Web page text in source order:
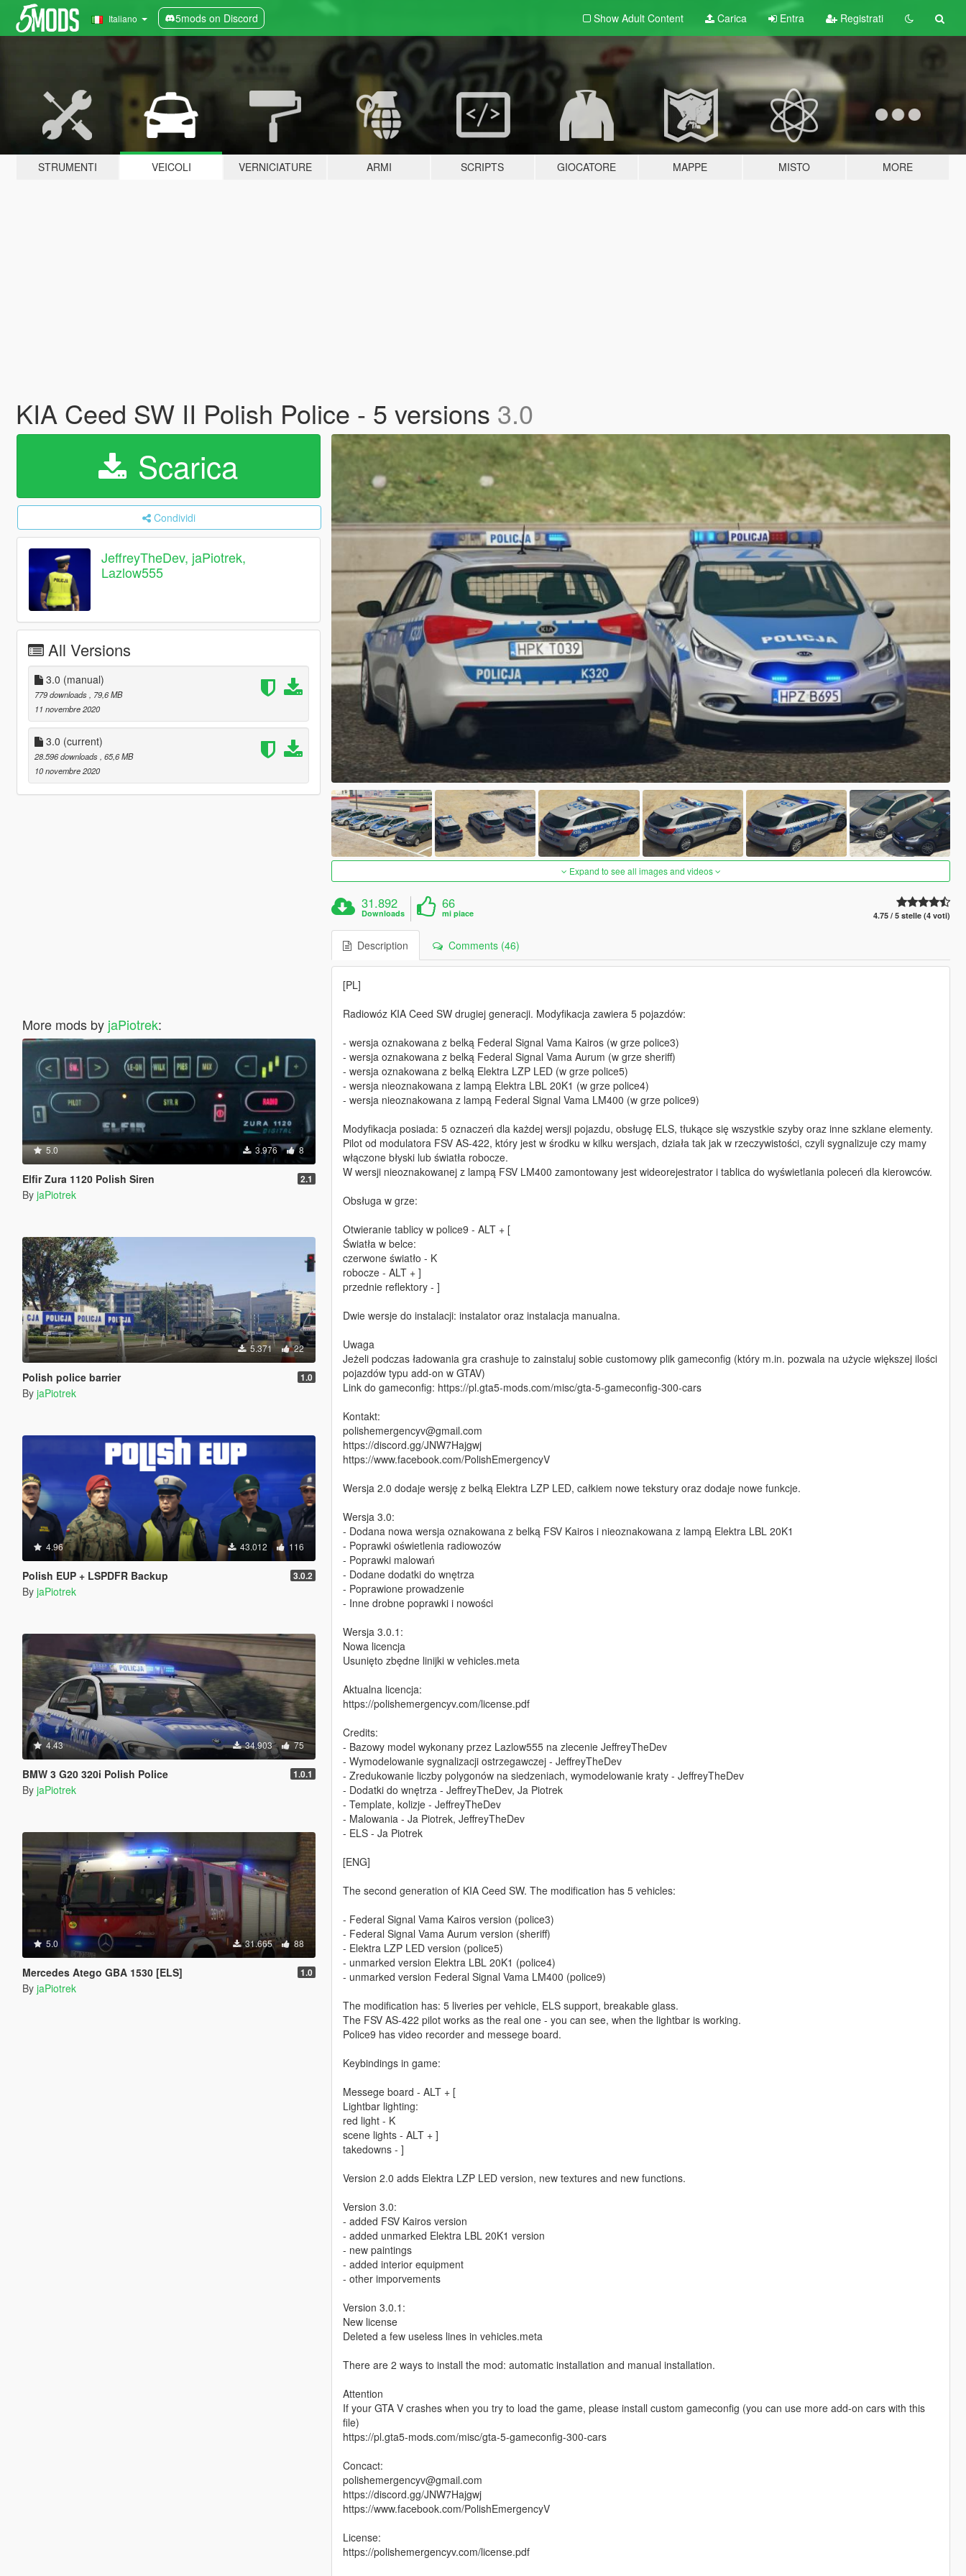
Italiano 5mods on Discord Show Adult Content Carica Entra Registrati
STRUMENTI VEICOLI VERNICIATURE ARMI SCRIPTS GIOCATORE MAPPE MISTO MORE
KIA Ceed SW II Polish Police - 5 versions 3.0
Scarica
Condividi
JeffreyTheDev, jaPiotrek,
Lazlow555
All Versions
3.0 (manual)
779 downloads
, 79,6 MB
11 novembre 2020
3.0 (current)
28.596 downloads , 65,6 MB
10 novembre 2020
More mods by jaPiotrek:
5.0 3.976 8
Elfir Zura 1120 Polish Siren 2.1
By jaPiotrek
5.371 22
Polish police barrier 1.0
By jaPiotrek
4.96 43.012 116
Polish EUP + LSPDFR Backup 3.0.2
By jaPiotrek
4.43 34.903 75
BMW 3 G20 320i Polish Police 1.0.1
By jaPiotrek
5.0 31.665 88
Mercedes Atego GBA 1530 [ELS] 1.0
By jaPiotrek
Expand to see all images and videos
31.892
Downloads
66
mi piace 4.75 / 5 stelle (4 voti)
Description Comments (46)
[PL]
Radiowóz KIA Ceed SW drugiej generacji. Modyfikacja zawiera 5 pojazdów:
- wersja oznakowana z belką Federal Signal Vama Kairos (w grze police3)
- wersja oznakowana z belką Federal Signal Vama Aurum (w grze sheriff)
- wersja oznakowana z belką Elektra LZP LED (w grze police5)
- wersja nieoznakowana z lampą Elektra LBL 20K1 (w grze police4)
- wersja nieoznakowana z lampą Federal Signal Vama LM400 (w grze police9)
Modyfikacja posiada: 5 oznaczeń dla każdej wersji pojazdu, obsługę ELS, tłukące się wszystkie szyby oraz inne szklane elementy.
Pilot od modulatora FSV AS-422, który jest w środku w kilku wersjach, działa tak jak w rzeczywistości, czyli sygnalizuje czy mamy
włączone błyski lub światła robocze.
W wersji nieoznakowanej z lampą FSV LM400 zamontowany jest wideorejestrator i tablica do wyświetlania poleceń dla kierowców.
Obsługa w grze:
Otwieranie tablicy w police9 - ALT + [
Światła w belce:
czerwone światło - K
robocze - ALT + ]
przednie reflektory - ]
Dwie wersje do instalacji: instalator oraz instalacja manualna.
Uwaga
Jeżeli podczas ładowania gra crashuje to zainstaluj sobie customowy plik gameconfig (który m.in. pozwala na użycie większej ilości
pojazdów typu add-on w GTAV)
Link do gameconfig: https://pl.gta5-mods.com/misc/gta-5-gameconfig-300-cars
Kontakt:
polishemergencyv@gmail.com
https://discord.gg/JNW7Hajgwj
https://www.facebook.com/PolishEmergencyV
Wersja 2.0 dodaje wersję z belką Elektra LZP LED, całkiem nowe tekstury oraz dodaje nowe funkcje.
Wersja 3.0:
- Dodana nowa wersja oznakowana z belką FSV Kairos i nieoznakowana z lampą Elektra LBL 20K1
- Poprawki oświetlenia radiowozów
- Poprawki malowań
- Dodane dodatki do wnętrza
- Poprawione prowadzenie
- Inne drobne poprawki i nowości
Wersja 3.0.1:
Nowa licencja
Usunięto zbędne linijki w vehicles.meta
Aktualna licencja:
https://polishemergencyv.com/license.pdf
Credits:
- Bazowy model wykonany przez Lazlow555 na zlecenie JeffreyTheDev
- Wymodelowanie sygnalizacji ostrzegawczej - JeffreyTheDev
- Zredukowanie liczby polygonów na siedzeniach, wymodelowanie kraty - JeffreyTheDev
- Dodatki do wnętrza - JeffreyTheDev, Ja Piotrek
- Template, kolizje - JeffreyTheDev
- Malowania - Ja Piotrek, JeffreyTheDev
- ELS - Ja Piotrek
[ENG]
The second generation of KIA Ceed SW. The modification has 5 vehicles:
- Federal Signal Vama Kairos version (police3)
- Federal Signal Vama Aurum version (sheriff)
- Elektra LZP LED version (police5)
- unmarked version Elektra LBL 20K1 (police4)
- unmarked version Federal Signal Vama LM400 (police9)
The modification has: 5 liveries per vehicle, ELS support, breakable glass.
The FSV AS-422 pilot works as the real one - you can see, when the lightbar is working.
Police9 has video recorder and messege board.
Keybindings in game:
Messege board - ALT + [
Lightbar lighting:
red light - K
scene lights - ALT + ]
takedowns - ]
Version 2.0 adds Elektra LZP LED version, new textures and new functions.
Version 3.0:
- added FSV Kairos version
- added unmarked Elektra LBL 20K1 version
- new paintings
- added interior equipment
- other imporvements
Version 3.0.1:
New license
Deleted a few useless lines in vehicles.meta
There are 2 ways to install the mod: automatic installation and manual installation.
Attention
If your GTA V crashes when you try to load the game, please install custom gameconfig (you can use more add-on cars with this
file)
https://pl.gta5-mods.com/misc/gta-5-gameconfig-300-cars
Concact:
polishemergencyv@gmail.com
https://discord.gg/JNW7Hajgwj
https://www.facebook.com/PolishEmergencyV
License:
https://polishemergencyv.com/license.pdf